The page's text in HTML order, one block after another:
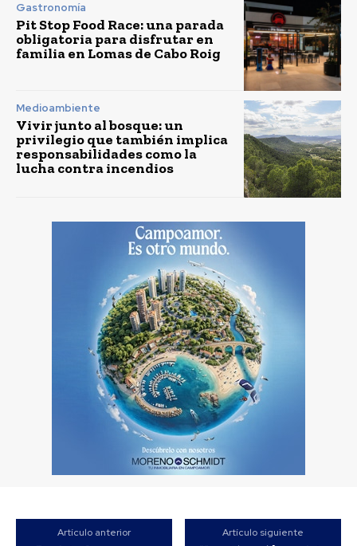
Gastronomía
Pit Stop Food Race: una parada
obligatoria para disfrutar en
familia en Lomas de Cabo Roig
Medioambiente
Vivir junto al bosque: un
privilegio que también implica
responsabilidades como la
lucha contra incendios
Artículo anterior Artículo siguiente